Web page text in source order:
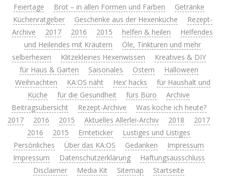
Feiertage
Brot – in allen Formen und Farben
Getränke
Küchenratgeber
Geschenke aus der Hexenküche
Rezept-
Archive
2017 2016 2015 helfen & heilen
Helfendes
und Heilendes mit Kräutern
Öle, Tinkturen und mehr
selberhexen
Klitzekleines Hexenwissen
Kreatives & DIY
für Haus & Garten
Saisonales Ostern
Halloween
Weihnachten
KA:OS näht Hex’ hacks
für Haushalt und
Küche
für die Gesundheit fürs Büro
Archive
Beitragsübersicht
Rezept-Archive
Was koche ich heute?
2017
2016 2015 Aktuelles Allerlei-Archiv 2018
2017
2016
2015 Ernteticker
Lustiges und Listiges
Persönliches
Über das KA:OS Gedanken
Impressum
Impressum
Datenschutzerklärung
Haftungsausschluss
Disclaimer
Media Kit Sitemap Startseite